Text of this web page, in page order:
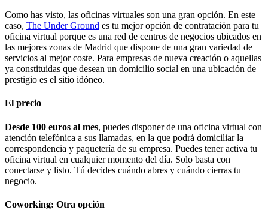
Como has visto, las oficinas virtuales son una gran opción. En este
caso, The Under Ground es tu mejor opción de contratación para tu
oficina virtual porque es una red de centros de negocios ubicados en
las mejores zonas de Madrid que dispone de una gran variedad de
servicios al mejor coste. Para empresas de nueva creación o aquellas
ya constituidas que desean un domicilio social en una ubicación de
prestigio es el sitio idóneo.
El precio
Desde 100 euros al mes, puedes disponer de una oficina virtual con
atención telefónica a sus llamadas, en la que podrá domiciliar la
correspondencia y paquetería de su empresa. Puedes tener activa tu
oficina virtual en cualquier momento del día. Solo basta con
conectarse y listo. Tú decides cuándo abres y cuándo cierras tu
negocio.
Coworking: Otra opción